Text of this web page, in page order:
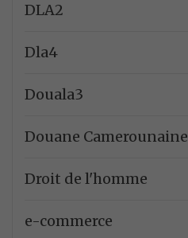
DLA2
Dla4
Douala3
Douane Camerounaine
Droit de l'homme
e-commerce